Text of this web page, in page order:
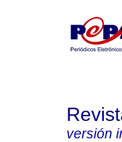
versión